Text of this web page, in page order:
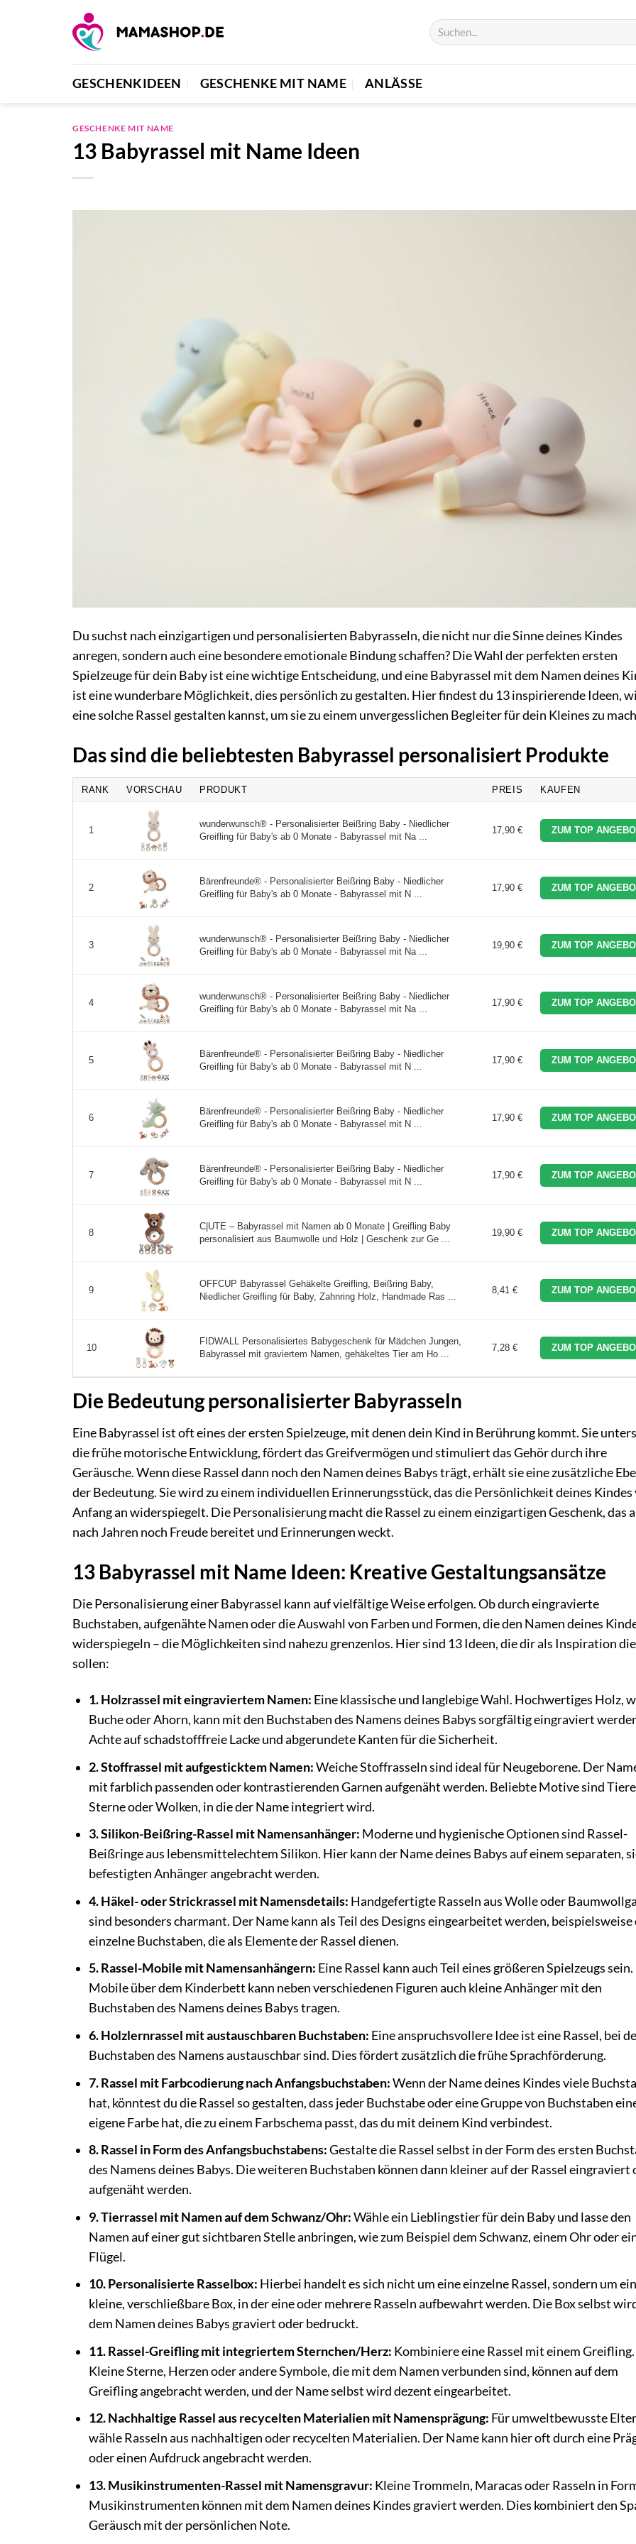
GESCHENKIDEEN GESCHENKE MIT NAME ANLÄSSE
GESCHENKE MIT NAME
13 Babyrassel mit Name Ideen
Du suchst nach einzigartigen und personalisierten Babyrasseln, die nicht nur die Sinne deines Kindes
anregen, sondern auch eine besondere emotionale Bindung schaffen? Die Wahl der perfekten ersten
Spielzeuge für dein Baby ist eine wichtige Entscheidung, und eine Babyrassel mit dem Namen deines
ist eine wunderbare Möglichkeit, dies persönlich zu gestalten. Hier findest du 13 inspirierende Ideen,
eine solche Rassel gestalten kannst, um sie zu einem unvergesslichen Begleiter für dein Kleines zu
Das sind die beliebtesten Babyrassel personalisiert Produkte
RANK VORSCHAU PRODUKT PREIS KAUFEN
1
wunderwunsch® - Personalisierter Beißring Baby - Niedlicher
Greifling für Baby's ab 0 Monate - Babyrassel mit Na ...
17,90 € ZUM TOP
2
Bärenfreunde® - Personalisierter Beißring Baby - Niedlicher
Greifling für Baby's ab 0 Monate - Babyrassel mit N ...
17,90 € ZUM TOP
3
wunderwunsch® - Personalisierter Beißring Baby - Niedlicher
Greifling für Baby's ab 0 Monate - Babyrassel mit Na ...
19,90 € ZUM TOP
4
wunderwunsch® - Personalisierter Beißring Baby - Niedlicher
Greifling für Baby's ab 0 Monate - Babyrassel mit Na ...
17,90 € ZUM TOP
5
Bärenfreunde® - Personalisierter Beißring Baby - Niedlicher
Greifling für Baby's ab 0 Monate - Babyrassel mit N ...
17,90 € ZUM TOP
6
Bärenfreunde® - Personalisierter Beißring Baby - Niedlicher
Greifling für Baby's ab 0 Monate - Babyrassel mit N ...
17,90 € ZUM TOP
7
Bärenfreunde® - Personalisierter Beißring Baby - Niedlicher
Greifling für Baby's ab 0 Monate - Babyrassel mit N ...
17,90 € ZUM TOP
8
C|UTE – Babyrassel mit Namen ab 0 Monate | Greifling Baby
personalisiert aus Baumwolle und Holz | Geschenk zur Ge ...
19,90 € ZUM TOP
9
OFFCUP Babyrassel Gehäkelte Greifling, Beißring Baby,
Niedlicher Greifling für Baby, Zahnring Holz, Handmade Ras ...
8,41 € ZUM TOP
10
FIDWALL Personalisiertes Babygeschenk für Mädchen Jungen,
Babyrassel mit graviertem Namen, gehäkeltes Tier am Ho ...
7,28 € ZUM TOP
Die Bedeutung personalisierter Babyrasseln
Eine Babyrassel ist oft eines der ersten Spielzeuge, mit denen dein Kind in Berührung kommt. Sie
die frühe motorische Entwicklung, fördert das Greifvermögen und stimuliert das Gehör durch ihre
Geräusche. Wenn diese Rassel dann noch den Namen deines Babys trägt, erhält sie eine zusätzliche
der Bedeutung. Sie wird zu einem individuellen Erinnerungsstück, das die Persönlichkeit deines Kindes
Anfang an widerspiegelt. Die Personalisierung macht die Rassel zu einem einzigartigen Geschenk, das
nach Jahren noch Freude bereitet und Erinnerungen weckt.
13 Babyrassel mit Name Ideen: Kreative Gestaltungsansätze
Die Personalisierung einer Babyrassel kann auf vielfältige Weise erfolgen. Ob durch eingravierte
Buchstaben, aufgenähte Namen oder die Auswahl von Farben und Formen, die den Namen deines
widerspiegeln – die Möglichkeiten sind nahezu grenzenlos. Hier sind 13 Ideen, die dir als Inspiration
sollen:
1. Holzrassel mit eingraviertem Namen: Eine klassische und langlebige Wahl. Hochwertiges Holz,
Buche oder Ahorn, kann mit den Buchstaben des Namens deines Babys sorgfältig eingraviert
Achte auf schadstofffreie Lacke und abgerundete Kanten für die Sicherheit.
2. Stoffrassel mit aufgesticktem Namen:Weiche Stoffrasseln sind ideal für Neugeborene. Der
mit farblich passenden oder kontrastierenden Garnen aufgenäht werden. Beliebte Motive sind
Sterne oder Wolken, in die der Name integriert wird.
3. Silikon-Beißring-Rassel mit Namensanhänger: Moderne und hygienische Optionen sind Rassel-
Beißringe aus lebensmittelechtem Silikon. Hier kann der Name deines Babys auf einem separaten,
befestigten Anhänger angebracht werden.
4. Häkel- oder Strickrassel mit Namensdetails: Handgefertigte Rasseln aus Wolle oder
sind besonders charmant. Der Name kann als Teil des Designs eingearbeitet werden, beispielsweise
einzelne Buchstaben, die als Elemente der Rassel dienen.
5. Rassel-Mobile mit Namensanhängern: Eine Rassel kann auch Teil eines größeren Spielzeugs sein.
Mobile über dem Kinderbett kann neben verschiedenen Figuren auch kleine Anhänger mit den
Buchstaben des Namens deines Babys tragen.
6. Holzlernrassel mit austauschbaren Buchstaben: Eine anspruchsvollere Idee ist eine Rassel, bei
Buchstaben des Namens austauschbar sind. Dies fördert zusätzlich die frühe Sprachförderung.
7. Rassel mit Farbcodierung nach Anfangsbuchstaben:Wenn der Name deines Kindes viele
hat, könntest du die Rassel so gestalten, dass jeder Buchstabe oder eine Gruppe von Buchstaben
eigene Farbe hat, die zu einem Farbschema passt, das du mit deinem Kind verbindest.
8. Rassel in Form des Anfangsbuchstabens:Gestalte die Rassel selbst in der Form des ersten
des Namens deines Babys. Die weiteren Buchstaben können dann kleiner auf der Rassel eingraviert
aufgenäht werden.
9. Tierrassel mit Namen auf dem Schwanz/Ohr:Wähle ein Lieblingstier für dein Baby und lasse den
Namen auf einer gut sichtbaren Stelle anbringen, wie zum Beispiel dem Schwanz, einem Ohr oder
Flügel.
10. Personalisierte Rasselbox: Hierbei handelt es sich nicht um eine einzelne Rassel, sondern um
kleine, verschließbare Box, in der eine oder mehrere Rasseln aufbewahrt werden. Die Box selbst
dem Namen deines Babys graviert oder bedruckt.
11. Rassel-Greifling mit integriertem Sternchen/Herz: Kombiniere eine Rassel mit einem Greifling.
Kleine Sterne, Herzen oder andere Symbole, die mit dem Namen verbunden sind, können auf dem
Greifling angebracht werden, und der Name selbst wird dezent eingearbeitet.
12. Nachhaltige Rassel aus recycelten Materialien mit Namensprägung: Für umweltbewusste
wähle Rasseln aus nachhaltigen oder recycelten Materialien. Der Name kann hier oft durch eine
oder einen Aufdruck angebracht werden.
13. Musikinstrumenten-Rassel mit Namensgravur: Kleine Trommeln, Maracas oder Rasseln in
Musikinstrumenten können mit dem Namen deines Kindes graviert werden. Dies kombiniert den
Geräusch mit der persönlichen Note.